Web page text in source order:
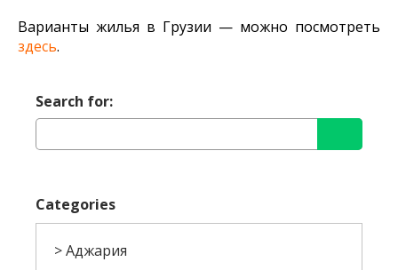
Варианты жилья в Грузии — можно посмотреть
здесь.
Search for:
Categories
Аджария